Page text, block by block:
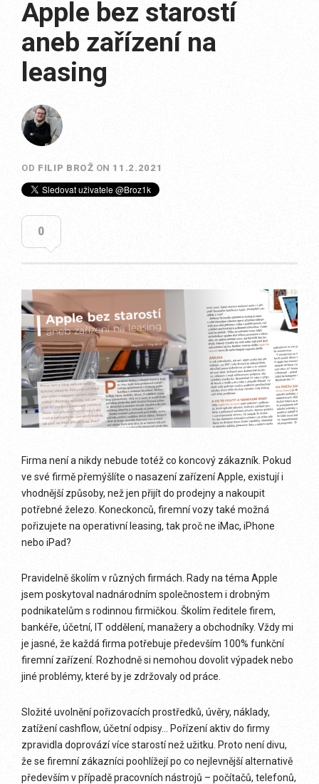
Apple bez starostí
aneb zařízení na
leasing
OD FILIP BROŽ ON 11.2.2021
0
Firma není a nikdy nebude totéž co koncový zákazník. Pokud
ve své firmě přemýšlíte o nasazení zařízení Apple, existují i
vhodnější způsoby, než jen přijít do prodejny a nakoupit
potřebné železo. Koneckonců, firemní vozy také možná
pořizujete na operativní leasing, tak proč ne iMac, iPhone
nebo iPad?
Pravidelně školím v různých firmách. Rady na téma Apple
jsem poskytoval nadnárodním společnostem i drobným
podnikatelům s rodinnou firmičkou. Školím ředitele firem,
bankéře, účetní, IT oddělení, manažery a obchodníky. Vždy mi
je jasné, že každá firma potřebuje především 100% funkční
firemní zařízení. Rozhodně si nemohou dovolit výpadek nebo
jiné problémy, které by je zdržovaly od práce.
Složité uvolnění pořizovacích prostředků, úvěry, náklady,
zatížení cashflow, účetní odpisy… Pořízení aktiv do firmy
zpravidla doprovází více starostí než užitku. Proto není divu,
že se firemní zákazníci poohlížejí po co nejlevnější alternativě
především v případě pracovních nástrojů – počítačů, telefonů,